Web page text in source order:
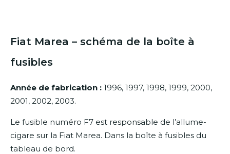
Fiat Marea – schéma de la boîte à
fusibles
Année de fabrication : 1996, 1997, 1998, 1999, 2000,
2001, 2002, 2003.
Le fusible numéro F7 est responsable de l’allume-
cigare sur la Fiat Marea. Dans la boîte à fusibles du
tableau de bord.